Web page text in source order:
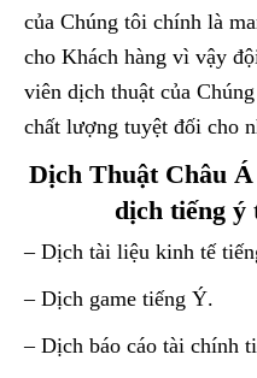
của Chúng tôi chính là
cho Khách hàng vì vậy
viên dịch thuật của
chất lượng tuyệt đối cho
Dịch Thuật Châu
dịch tiếng ý
– Dịch tài liệu kinh tế
– Dịch game tiếng Ý.
– Dịch báo cáo tài chính